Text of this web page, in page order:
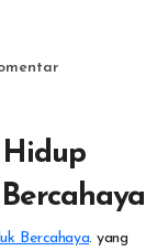
Bercahaya. yang